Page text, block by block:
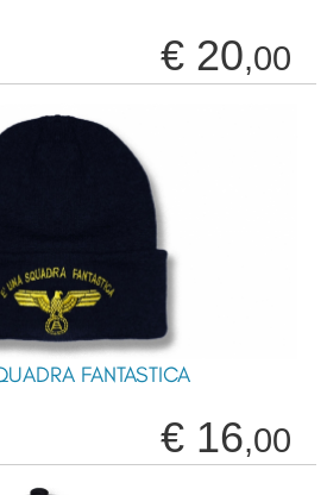
€ 20,00
FANTASTICA
€ 16,00